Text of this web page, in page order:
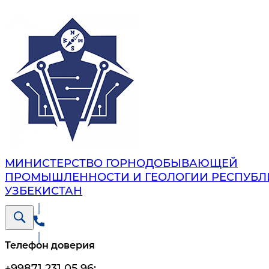
МИНИСТЕРСТВО ГОРНОДОБЫВАЮЩЕЙ
ПРОМЫШЛЕННОСТИ И ГЕОЛОГИИ
УЗБЕКИСТАН
Телефон доверия